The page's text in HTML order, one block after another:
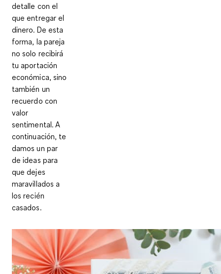
detalle con el
que entregar el
dinero. De esta
forma, la pareja
no solo recibirá
tu aportación
económica, sino
también un
recuerdo con
valor
sentimental. A
continuación, te
damos un par
de ideas para
que dejes
maravillados a
los recién
casados.